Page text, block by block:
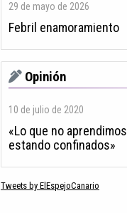
29 de mayo de 2026
Febril enamoramiento
Opinión
10 de julio de 2020
«Lo que no aprendimos
estando confinados»
Tweets by ElEspejoCanario